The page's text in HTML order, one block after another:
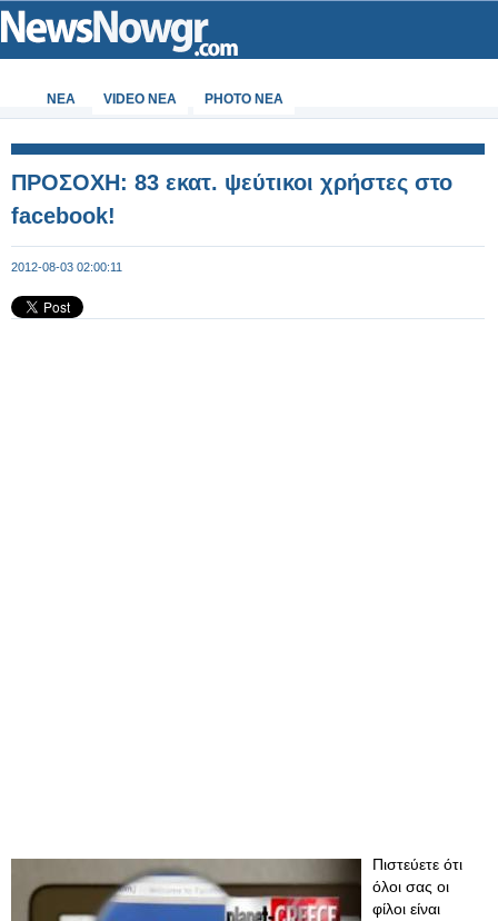
ΝΕΑ VIDEO NEA PHOTO NEA
ΠΡΟΣΟΧΗ: 83 εκατ. ψεύτικοι χρήστες στο
facebook!
2012-08-03 02:00:11
Πιστεύετε ότι
όλοι σας οι
φίλοι είναι